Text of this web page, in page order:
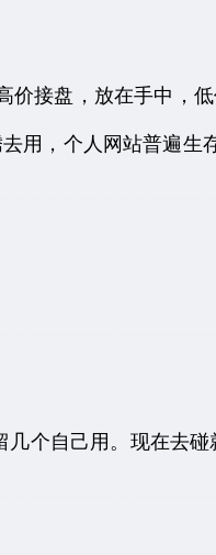
接盘，放在手中，低
用，个人网站普遍生
个自己用。现在去碰